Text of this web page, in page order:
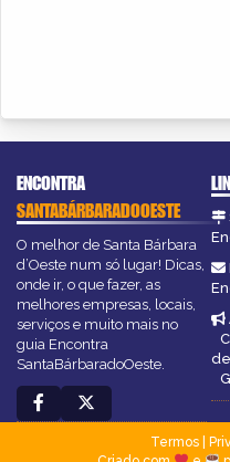
ENCONTRA
SANTABÁRBARADOOESTE
O melhor de Santa Bárbara
d’Oeste num só lugar! Dicas,
onde ir, o que fazer, as
melhores empresas, locais,
serviços e muito mais no
guia Encontra
SantaBárbaradoOeste.
Termos|